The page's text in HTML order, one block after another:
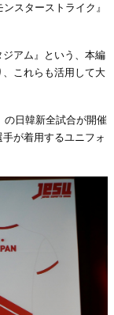
スターストライク』
アム』という、本編
これらも活用して大
の日韓新全試合が開催
が着用するユニフォ